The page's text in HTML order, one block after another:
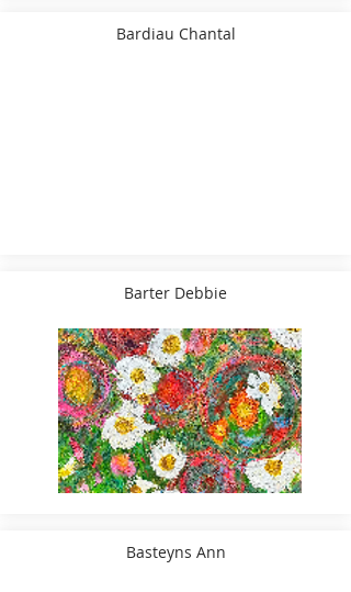
Bardiau Chantal
Barter Debbie
Basteyns Ann